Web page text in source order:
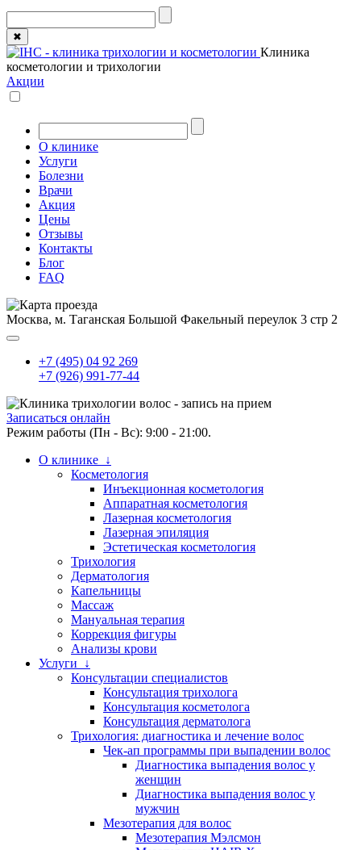
✖
Клиника
косметологии и трихологии
Акции
О клинике
Услуги
Болезни
Врачи
Акция
Цены
Отзывы
Контакты
Блог
FAQ
Москва, м. Таганская Большой Факельный переулок 3 стр 2
+7 (495) 04 92 269
+7 (926) 991-77-44
Записаться онлайн
Режим работы (Пн - Вс): 9:00 - 21:00.
О клинике ↓
Косметология
Инъекционная косметология
Аппаратная косметология
Лазерная косметология
Лазерная эпиляция
Эстетическая косметология
Трихология
Дерматология
Капельницы
Массаж
Мануальная терапия
Коррекция фигуры
Анализы крови
Услуги ↓
Консультации специалистов
Консультация трихолога
Консультация косметолога
Консультация дерматолога
Трихология: диагностика и лечение волос
Чек-ап программы при выпадении волос
Диагностика выпадения волос у
женщин
Диагностика выпадения волос у
мужчин
Мезотерапия для волос
Мезотерапия Мэлсмон